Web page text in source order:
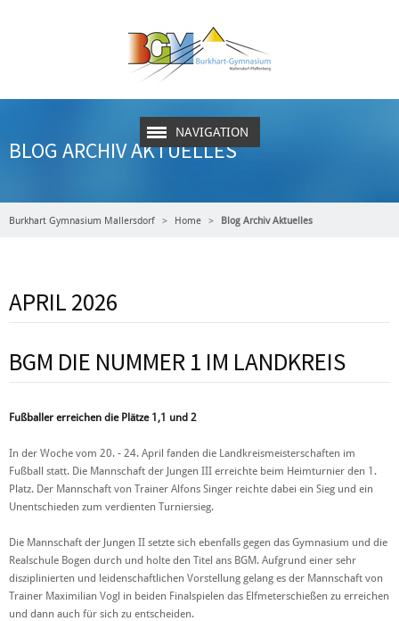
NAVIGATION
BLOG ARCHIV AKTUELLES
Burkhart Gymnasium Mallersdorf Home Blog Archiv Aktuelles
APRIL 2026
BGM DIE NUMMER 1 IM LANDKREIS
Fußballer erreichen die Plätze 1,1 und 2
In der Woche vom 20. - 24. April fanden die Landkreismeisterschaften im
Fußball statt. Die Mannschaft der Jungen III erreichte beim Heimturnier den 1.
Platz. Der Mannschaft von Trainer Alfons Singer reichte dabei ein Sieg und ein
Unentschieden zum verdienten Turniersieg.
Die Mannschaft der Jungen II setzte sich ebenfalls gegen das Gymnasium und die
Realschule Bogen durch und holte den Titel ans BGM. Aufgrund einer sehr
disziplinierten und leidenschaftlichen Vorstellung gelang es der Mannschaft von
Trainer Maximilian Vogl in beiden Finalspielen das Elfmeterschießen zu erreichen
und dann auch für sich zu entscheiden.